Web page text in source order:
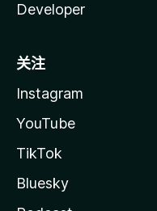
Developer
关注
Instagram
YouTube
TikTok
Bluesky